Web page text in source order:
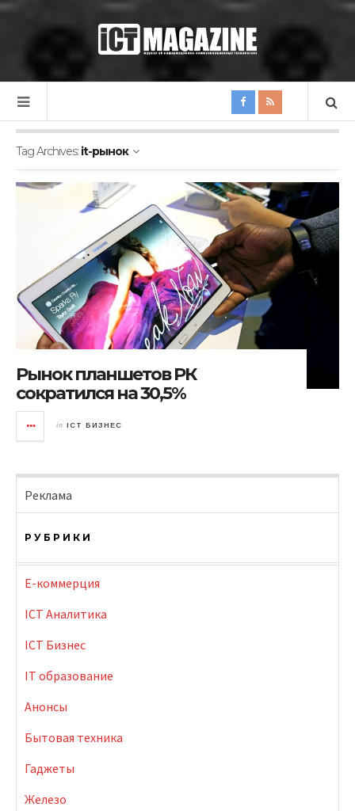
Tag Archives: it-рынок
Рынок планшетов РК
сократился на 30,5%
in ICT БИЗНЕС
Реклама
РУБРИКИ
E-коммерция
ICT Аналитика
ICT Бизнес
IT образование
Анонсы
Бытовая техника
Гаджеты
Железо